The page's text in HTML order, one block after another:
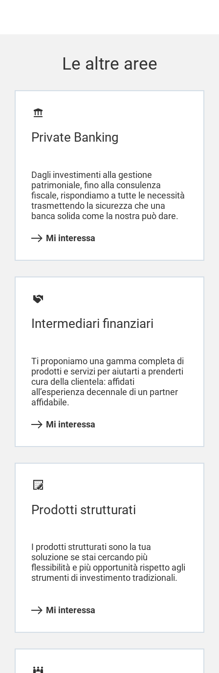
Le altre aree
Private Banking
Dagli investimenti alla gestione
patrimoniale, fino alla consulenza
fiscale, rispondiamo a tutte le necessità
trasmettendo la sicurezza che una
banca solida come la nostra può dare.
Mi interessa
Intermediari finanziari
Ti proponiamo una gamma completa di
prodotti e servizi per aiutarti a prenderti
cura della clientela: affidati
all’esperienza decennale di un partner
affidabile.
Mi interessa
Prodotti strutturati
I prodotti strutturati sono la tua
soluzione se stai cercando più
flessibilità e più opportunità rispetto agli
strumenti di investimento tradizionali.
Mi interessa